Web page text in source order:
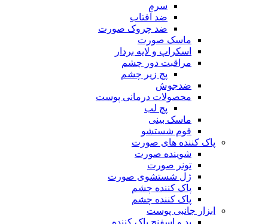
سرم
ضد آفتاب
ضد چروک صورت
ماسک صورت
اسکراپ و لایه بردار
مراقبت دور چشم
پچ زیر چشم
ضدجوش
محصولات درمانی پوست
پچ لب
ماسک بینی
فوم شستشو
پاک کننده های صورت
شوینده صورت
تونر صورت
ژل شستشوی صورت
پاک کننده چشم
پاک کننده چشم
ابزار جانبی پوست
پد و اسفنج پاک کننده